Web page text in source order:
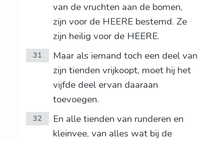
van de vruchten aan de bomen,
zijn voor de HEERE bestemd. Ze
zijn heilig voor de HEERE.
31
Maar als iemand toch een deel van
zijn tienden vrijkoopt, moet hij het
vijfde deel ervan daaraan
toevoegen.
32
En alle tienden van runderen en
kleinvee, van alles wat bij de